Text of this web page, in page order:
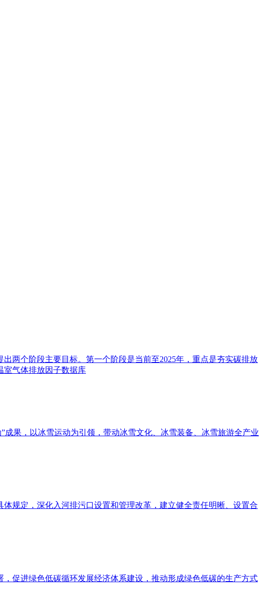
两个阶段主要目标。第一个阶段是当前至2025年，重点是夯实碳排放
室气体排放因子数据库
果，以冰雪运动为引领，带动冰雪文化、冰雪装备、冰雪旅游全产业
规定，深化入河排污口设置和管理改革，建立健全责任明晰、设置合
促进绿色低碳循环发展经济体系建设，推动形成绿色低碳的生产方式